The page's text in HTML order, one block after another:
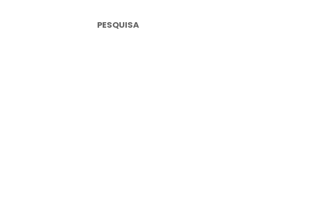
PESQUISA